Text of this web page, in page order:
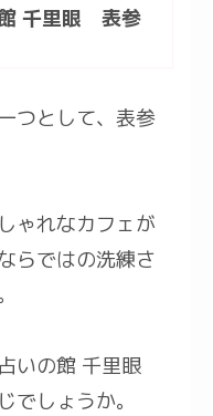
千里眼 表参
つとして、表参
ゃれなカフェが
らではの洗練さ
いの館 千里眼
でしょうか。